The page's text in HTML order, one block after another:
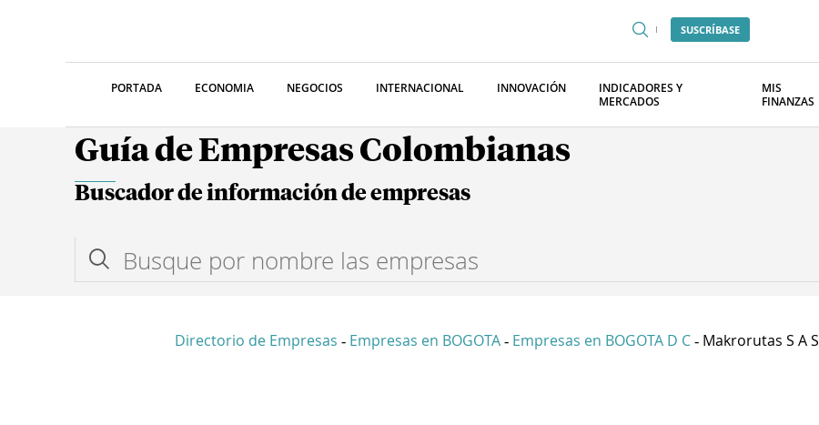
SUSCRÍBASE
PORTADA ECONOMIA NEGOCIOS INTERNACIONAL INNOVACIÓN
INDICADORES Y
MERCADOS
MIS
FINANZAS
Guía de Empresas Colombianas
Buscador de información de empresas
Directorio de Empresas - Empresas en BOGOTA - Empresas en BOGOTA D C - Makrorutas S A S